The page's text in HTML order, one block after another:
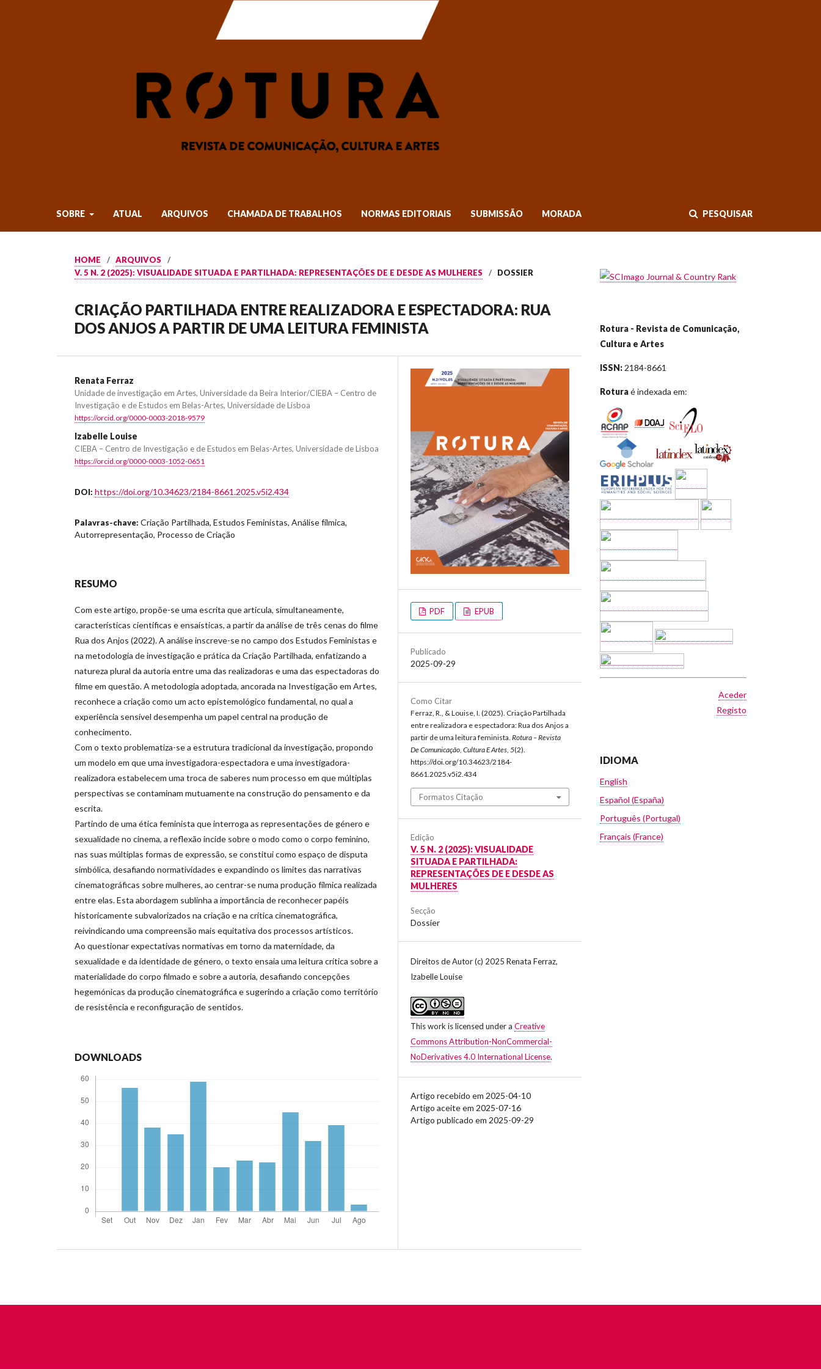
SOBRE ATUAL ARQUIVOS CHAMADA DE TRABALHOS NORMAS EDITORIAIS SUBMISSÃO MORADA PESQUISAR
HOME / ARQUIVOS
/
V. 5 N. 2 (2025): VISUALIDADE SITUADA E PARTILHADA: REPRESENTAÇÕES DE E DESDE AS MULHERES
/ DOSSIER
CRIAÇÃO PARTILHADA ENTRE REALIZADORA E ESPECTADORA: RUA
DOS ANJOS A PARTIR DE UMA LEITURA FEMINISTA
Renata Ferraz
Unidade de investigação em Artes, Universidade da Beira Interior/CIEBA – Centro de
Investigação e de Estudos em Belas-Artes, Universidade de Lisboa
https://orcid.org/0000-0003-2018-9579
Izabelle Louise
CIEBA – Centro de Investigação e de Estudos em Belas-Artes, Universidade de Lisboa
https://orcid.org/0000-0003-1052-0651
DOI: https://doi.org/10.34623/2184-8661.2025.v5i2.434
Palavras-chave: Criação Partilhada, Estudos Feministas, Análise fílmica,
Autorrepresentação, Processo de Criação
RESUMO
Com este artigo, propõe-se uma escrita que articula, simultaneamente,
características científicas e ensaísticas, a partir da análise de três cenas do filme
Rua dos Anjos (2022). A análise inscreve-se no campo dos Estudos Feministas e
na metodologia de investigação e prática da Criação Partilhada, enfatizando a
natureza plural da autoria entre uma das realizadoras e uma das espectadoras do
filme em questão. A metodologia adoptada, ancorada na Investigação em Artes,
reconhece a criação como um acto epistemológico fundamental, no qual a
experiência sensível desempenha um papel central na produção de
conhecimento.
Com o texto problematiza-se a estrutura tradicional da investigação, propondo
um modelo em que uma investigadora-espectadora e uma investigadora-
realizadora estabelecem uma troca de saberes num processo em que múltiplas
perspectivas se contaminam mutuamente na construção do pensamento e da
escrita.
Partindo de uma ética feminista que interroga as representações de género e
sexualidade no cinema, a reflexão incide sobre o modo como o corpo feminino,
nas suas múltiplas formas de expressão, se constitui como espaço de disputa
simbólica, desafiando normatividades e expandindo os limites das narrativas
cinematográficas sobre mulheres, ao centrar-se numa produção fílmica realizada
entre elas. Esta abordagem sublinha a importância de reconhecer papéis
historicamente subvalorizados na criação e na crítica cinematográfica,
reivindicando uma compreensão mais equitativa dos processos artísticos.
Ao questionar expectativas normativas em torno da maternidade, da
sexualidade e da identidade de género, o texto ensaia uma leitura crítica sobre a
materialidade do corpo filmado e sobre a autoria, desafiando concepções
hegemónicas da produção cinematográfica e sugerindo a criação como território
de resistência e reconfiguração de sentidos.
DOWNLOADS
PDF EPUB
Publicado
2025-09-29
Como Citar
Ferraz, R., & Louise, I. (2025). Criação Partilhada
entre realizadora e espectadora: Rua dos Anjos a
partir de uma leitura feminista. Rotura – Revista
De Comunicação, Cultura E Artes, 5(2).
https://doi.org/10.34623/2184-
8661.2025.v5i2.434
Formatos Citação
Edição
V. 5 N. 2 (2025): VISUALIDADE
SITUADA E PARTILHADA:
REPRESENTAÇÕES DE E DESDE AS
MULHERES
Secção
Dossier
Direitos de Autor (c) 2025 Renata Ferraz,
Izabelle Louise
This work is licensed under a Creative
Commons Attribution-NonCommercial-
NoDerivatives 4.0 International License.
Artigo recebido em 2025-04-10
Artigo aceite em 2025-07-16
Artigo publicado em 2025-09-29
Rotura - Revista de Comunicação,
Cultura e Artes
ISSN: 2184-8661
Roturaé indexada em:
Aceder
Registo
IDIOMA
English
Español (España)
Português (Portugal)
Français (France)